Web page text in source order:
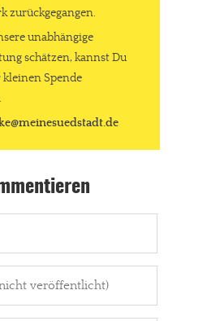
zurückgegangen.
unabhängige
schätzen, kannst Du
Spende